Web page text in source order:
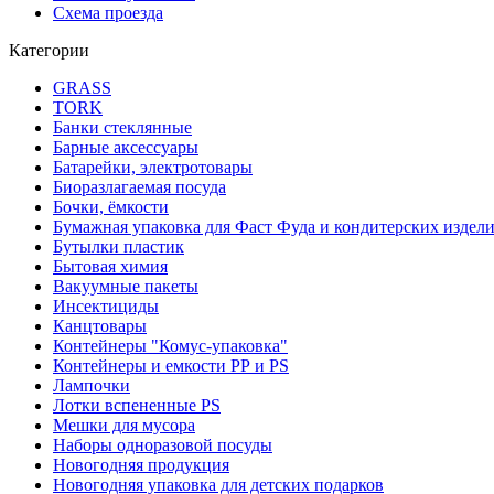
Схема проезда
Категории
GRASS
TORK
Банки стеклянные
Барные аксессуары
Батарейки, электротовары
Биоразлагаемая посуда
Бочки, ёмкости
Бумажная упаковка для Фаст Фуда и кондитерских
Бутылки пластик
Бытовая химия
Вакуумные пакеты
Инсектициды
Канцтовары
Контейнеры "Комус-упаковка"
Контейнеры и емкости РР и PS
Лампочки
Лотки вспененные PS
Мешки для мусора
Наборы одноразовой посуды
Новогодняя продукция
Новогодняя упаковка для детских подарков